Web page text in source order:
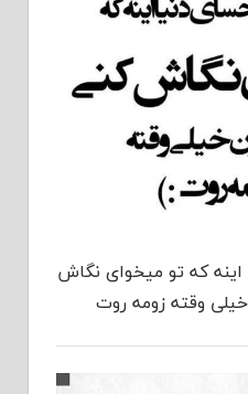
که تو میخوای نگاش
وقته زومه روت